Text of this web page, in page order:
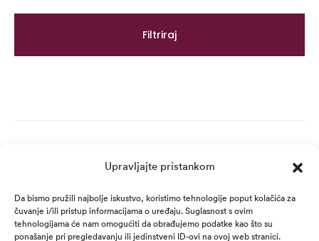
Upravljajte pristankom
Da bismo pružili najbolje iskustvo, koristimo tehnologije poput kolačića za
čuvanje i/ili pristup informacijama o uređaju. Suglasnost s ovim
tehnologijama će nam omogućiti da obrađujemo podatke kao što su
ponašanje pri pregledavanju ili jedinstveni ID-ovi na ovoj web stranici.
Filtriraj